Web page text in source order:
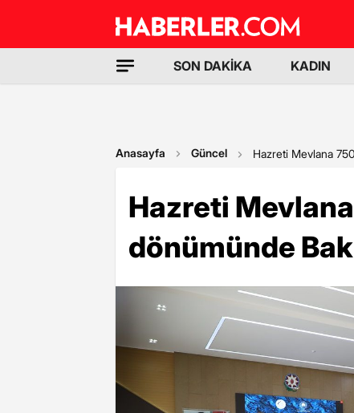
SON DAKİKA KADIN
Anasayfa Güncel Hazreti Mevlana
Hazreti
dönümünde